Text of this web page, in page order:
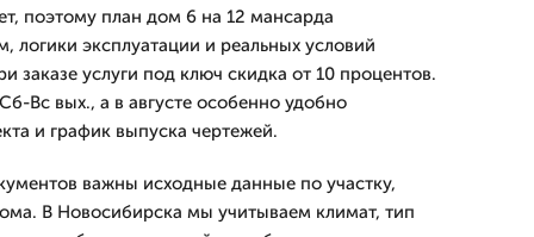
поэтому план дом 6 на 12 мансарда
логики эксплуатации и реальных условий
заказе услуги под ключ скидка от 10 процентов.
Вс вых., а в августе особенно удобно
и график выпуска чертежей.
важны исходные данные по участку,
В Новосибирска мы учитываем климат, тип